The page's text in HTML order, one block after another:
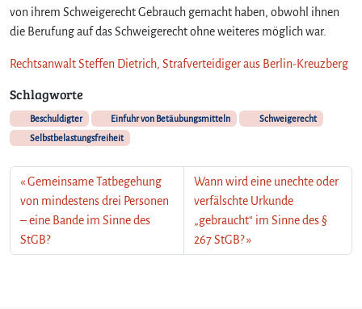
von ihrem Schweigerecht Gebrauch gemacht haben, obwohl ihnen
die Berufung auf das Schweigerecht ohne weiteres möglich war.
Rechtsanwalt Steffen Dietrich, Strafverteidiger aus Berlin-Kreuzberg
Schlagworte
Beschuldigter Einfuhr von Betäubungsmitteln
Schweigerecht
Selbstbelastungsfreiheit
Gemeinsame Tatbegehung
von mindestens drei Personen
– eine Bande im Sinne des
StGB?
Wann wird eine unechte oder
verfälschte Urkunde
„gebraucht“ im Sinne des §
267 StGB?